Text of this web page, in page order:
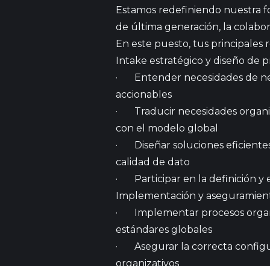
Estamos redefiniendo nuestra
de última generación, la
En este puesto, tus principales
Intake estratégico y diseño de
· Entender necesidades de
accionables
· Traducir necesidades
con el modelo global
· Diseñar soluciones
calidad de dato
· Participar en la definición y
Implementación y
· Implementar procesos
estándares globales
· Asegurar la correcta
organizativos